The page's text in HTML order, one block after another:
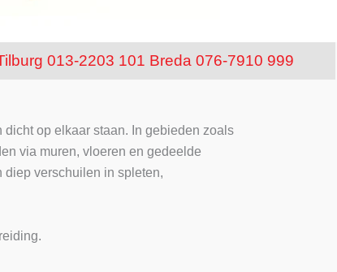
013-2203 101 Breda 076-7910 999
op elkaar staan. In gebieden zoals
via muren, vloeren en gedeelde
diep verschuilen in spleten,